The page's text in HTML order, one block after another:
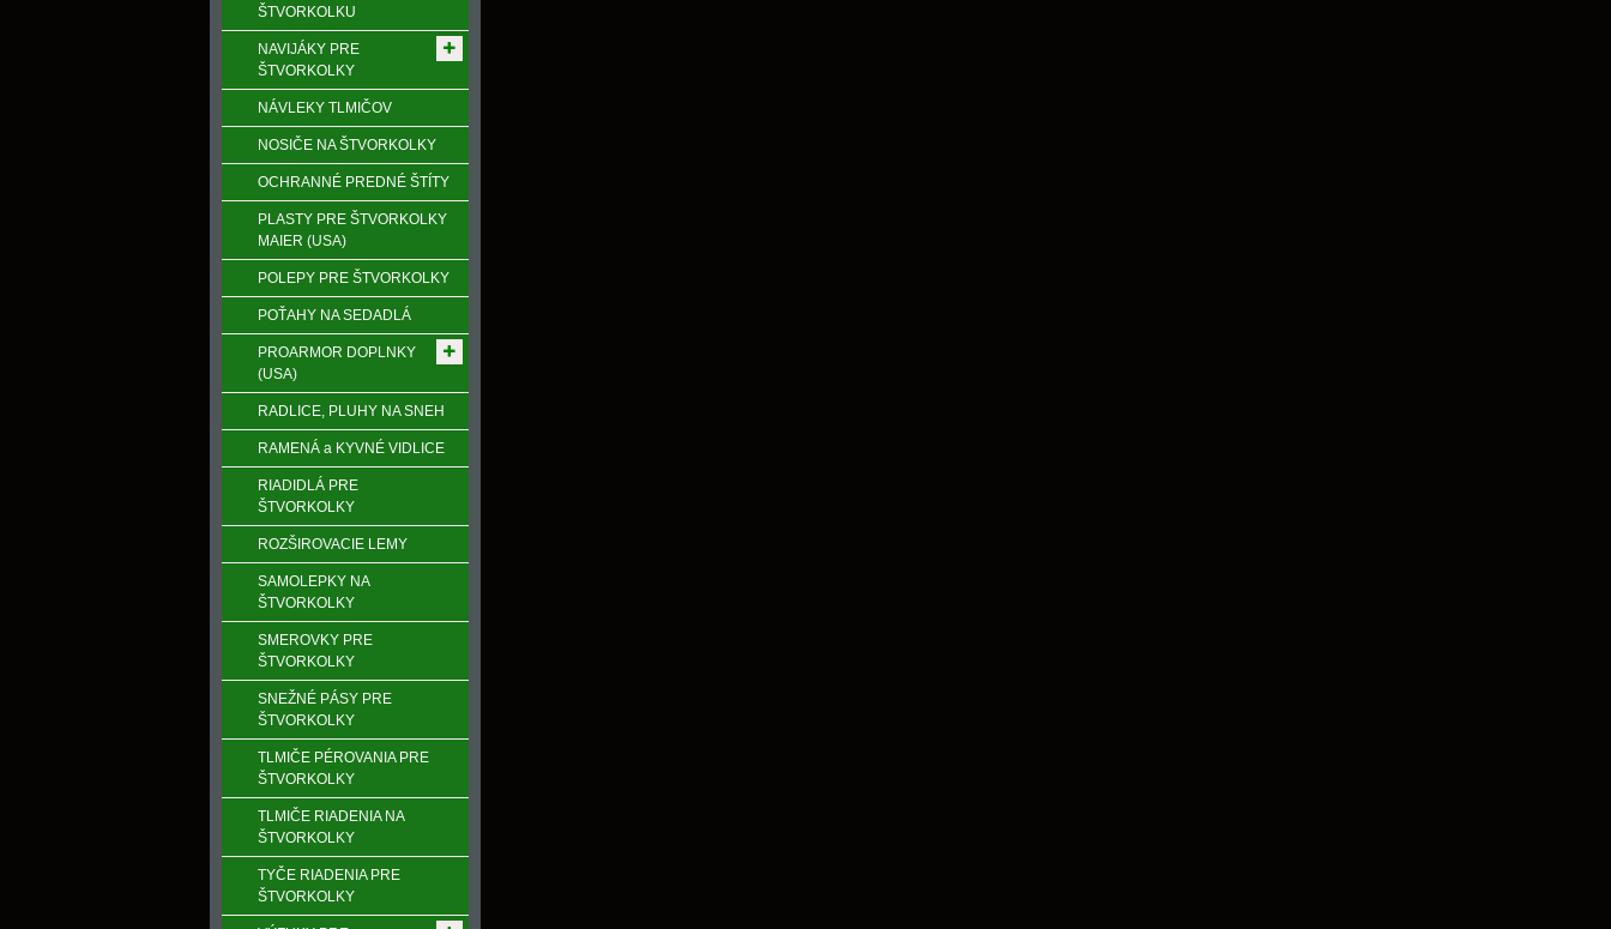
ŠTVORKOLKU
NAVIJÁKY PRE
ŠTVORKOLKY
NÁVLEKY TLMIČOV
NOSIČE NA ŠTVORKOLKY
OCHRANNÉ PREDNÉ ŠTÍTY
PLASTY PRE ŠTVORKOLKY
MAIER (USA)
POLEPY PRE ŠTVORKOLKY
POŤAHY NA SEDADLÁ
PROARMOR DOPLNKY
(USA)
RADLICE, PLUHY NA SNEH
RAMENÁ a KYVNÉ VIDLICE
RIADIDLÁ PRE
ŠTVORKOLKY
ROZŠIROVACIE LEMY
SAMOLEPKY NA
ŠTVORKOLKY
SMEROVKY PRE
ŠTVORKOLKY
SNEŽNÉ PÁSY PRE
ŠTVORKOLKY
TLMIČE PÉROVANIA PRE
ŠTVORKOLKY
TLMIČE RIADENIA NA
ŠTVORKOLKY
TYČE RIADENIA PRE
ŠTVORKOLKY